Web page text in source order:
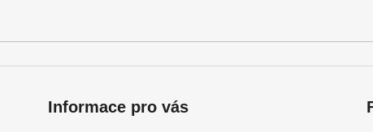
Informace pro vás